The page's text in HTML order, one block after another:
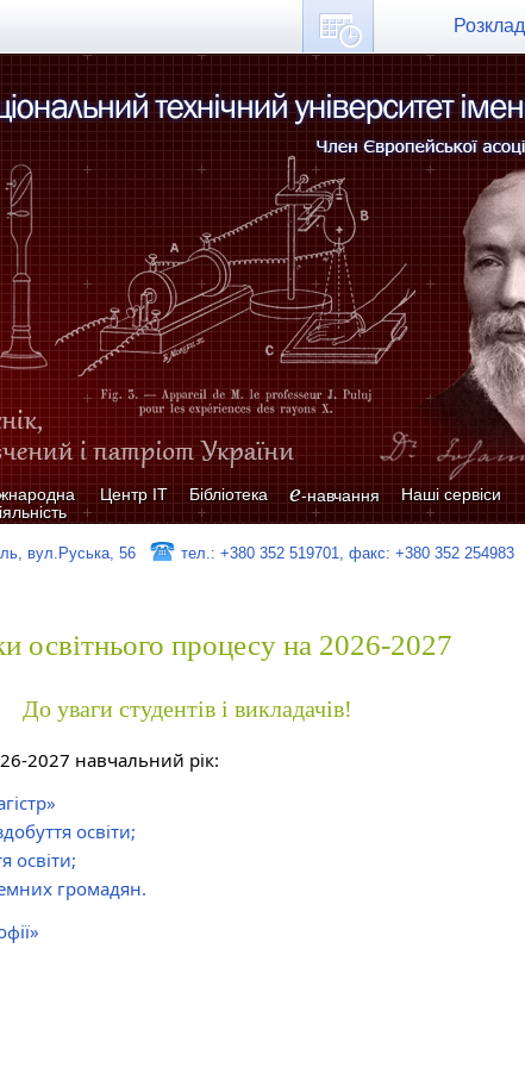
Розклад
Центр ІТ Бібліотека e-навчання Наші сервіси
вул.Руська, 56 тел.: +380 352 519701, факс: +380 352 254983
освітнього процесу на 2026-2027
До уваги студентів і викладачів!
2027 навчальний рік:
освіти;
освіти;
громадян.